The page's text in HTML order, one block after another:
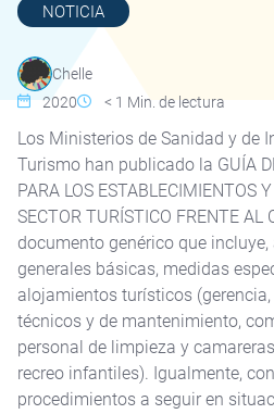
NOTICIA
Chelle
2020
< 1 Min. de lectura
Los Ministerios de Sanidad y de
Turismo han publicado la GUÍA
PARA LOS ESTABLECIMIENTOS
SECTOR TURÍSTICO FRENTE
documento genérico que
generales básicas, medidas
alojamientos turísticos
técnicos y de mantenimiento,
personal de limpieza y
recreo infantiles). Igualmente,
procedimientos a seguir en